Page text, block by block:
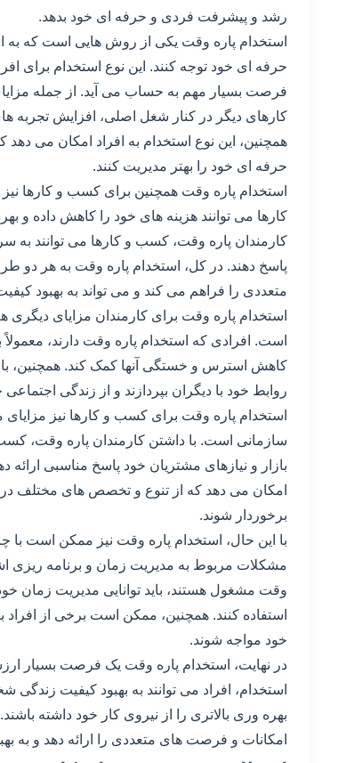
رشد و پیشرفت فردی و حرفه ای خود بدهد.
استخدام پاره وقت یکی از روش هایی است که
حرفه ای خود توجه کنند. این نوع استخدام برای
فرصت بسیار مهم به حساب می آید. از جمله
کارهای دیگر در کنار شغل اصلی، افزایش
همچنین، این نوع استخدام به افراد امکان می
حرفه ای خود را بهتر مدیریت کنند.
استخدام پاره وقت همچنین برای کسب و کارها
کارها می توانند هزینه های خود را کاهش داده و
کارمندان پاره وقت، کسب و کارها می توانند
پاسخ دهند. در کل، استخدام پاره وقت به هر دو
متعددی را فراهم می کند و می تواند به بهبود
استخدام پاره وقت برای کارمندان مزایای
است. افرادی که استخدام پاره وقت دارند،
کاهش استرس و خستگی آنها کمک کند. همچنین، با
روابط خود با دیگران بپردازند و از زندگی اجتماعی
استخدام پاره وقت برای کسب و کارها نیز مزایای
سازمانی است. با داشتن کارمندان پاره وقت،
بازار و نیازهای مشتریان خود پاسخ مناسبی
امکان می دهد که از تنوع و تخصص های مختلف در
برخوردار شوند.
با این حال، استخدام پاره وقت نیز ممکن است با
مشکلات مربوط به مدیریت زمان و برنامه ریزی
وقت مشغول هستند، باید توانایی مدیریت زمان
استفاده کنند. همچنین، ممکن است برخی از
خود مواجه شوند.
در نهایت، استخدام پاره وقت یک فرصت بسیار
استخدام، افراد می توانند به بهبود کیفیت
بهره وری بالاتری را از نیروی کار خود داشته
امکانات و فرصت های متعددی را ارائه دهد و به